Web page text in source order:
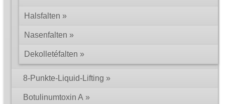
Halsfalten
Nasenfalten
Dekolletéfalten
8-Punkte-Liquid-Lifting
Botulinumtoxin A